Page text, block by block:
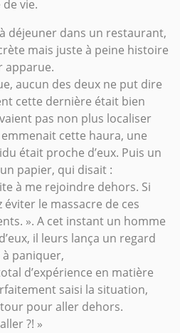
vie.
déjeuner dans un restaurant,
mais juste à peine histoire
apparue.
aucun des deux ne put dire
cette dernière était bien
pas non plus localiser
cette haura, une
était proche d’eux. Puis un
papier, qui disait :
à me rejoindre dehors. Si
le massacre de ces
». A cet instant un homme
il leurs lança un regard
paniquer,
d’expérience en matière
saisi la situation,
pour aller dehors.
?! »